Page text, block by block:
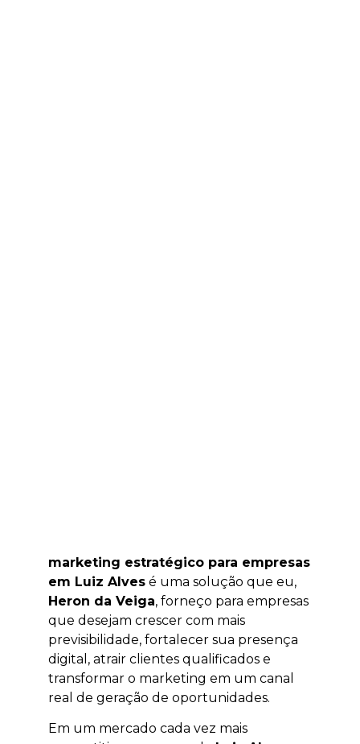
marketing estratégico para empresas
em Luiz Alves é uma solução que eu,
Heron da Veiga, forneço para empresas
que desejam crescer com mais
previsibilidade, fortalecer sua presença
digital, atrair clientes qualificados e
transformar o marketing em um canal
real de geração de oportunidades.
Em um mercado cada vez mais